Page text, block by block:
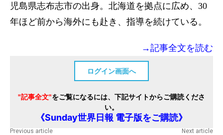
児島県志布志市の出身。北海道を拠点に広め、30
年ほど前から海外にも赴き、指導を続けている。
→記事全文を読む
ログイン画面へ
"記事全文"をご覧になるには、下記サイトからご購読くださ
い。
《Sunday世界日報 電子版をご購読》
Previous article Next article